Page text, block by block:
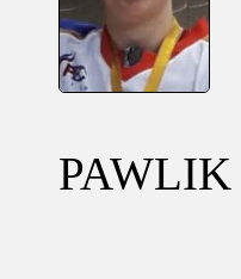
PAWLIK